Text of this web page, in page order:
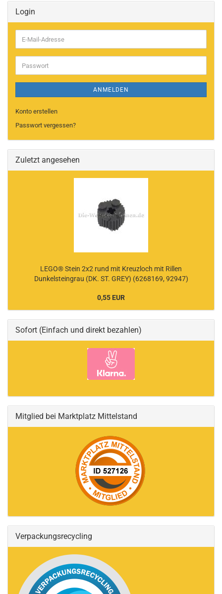
Login
E-
Mail-
Adresse
Passwort
ANMELDEN
Konto erstellen
Passwort vergessen?
Zuletzt angesehen
LEGO® Stein 2x2 rund mit Kreuzloch mit Rillen
Dunkelsteingrau (DK. ST. GREY) (6268169, 92947)
0,55 EUR
Sofort (Einfach und direkt bezahlen)
Mitglied bei Marktplatz Mittelstand
Verpackungsrecycling